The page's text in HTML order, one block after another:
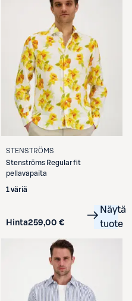
STENSTRÖMS
Stenströms Regular fit
pellavapaita
1 väriä
Hinta259,00 €
Näytä
tuote